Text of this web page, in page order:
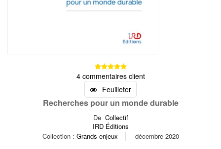
4 commentaires client
Feuilleter
Recherches pour un monde durable
De Collectif
IRD Éditions
Collection : Grands enjeux décembre 2020